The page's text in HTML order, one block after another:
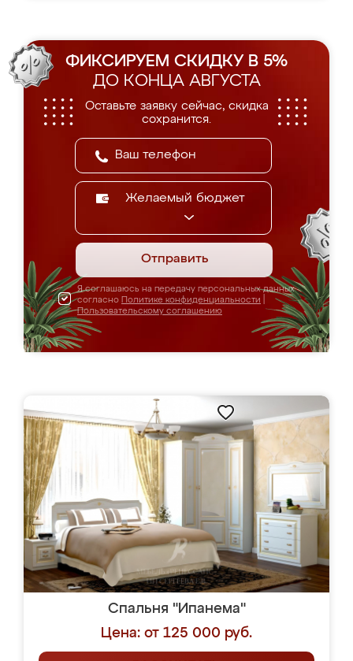
ФИКСИРУЕМ СКИДКУ В 5%
ДО КОНЦА АВГУСТА
Оставьте заявку сейчас, скидка
сохранится.
Желаемый бюджет
Отправить
Я соглашаюсь на передачу персональных данных
согласно Политике конфиденциальности
Пользовательскому соглашению
Спальня "Ипанема"
Цена: от 125 000 руб.